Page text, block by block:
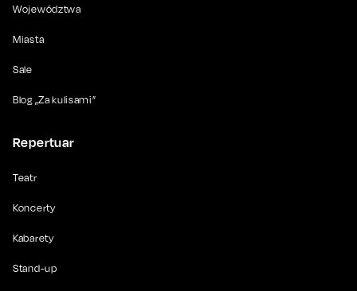
Województwa
Miasta
Sale
Blog „Za kulisami”
Repertuar
Teatr
Koncerty
Kabarety
Stand-up